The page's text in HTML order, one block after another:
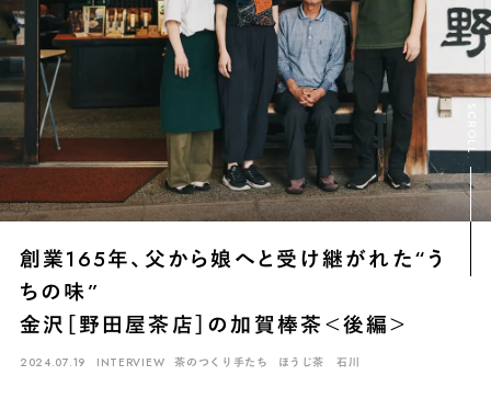
INTERVIEW CHAGOCORO TALK イベント 日本茶、再発見
茶と器 茶のつくり手たち Ocha SURU? Lab.
PAUSE & INSPIRE ファーストプレイスで、お茶を COLUMN
COLOURS BY CHAGOCORO
お茶でさがす
ブレンドティー 釜炒り茶 番茶 台湾茶 抹茶
ハーブティー 白葉茶 玉露 茎茶 碾茶 中国茶
白茶 烏龍茶 ミルクティー かぶせ茶 茶外茶
創業165年、父から娘へと受け継がれた“う
ちの味”
金沢［野田屋茶店］の加賀棒茶＜後編＞
2024.07.19 INTERVIEW 茶のつくり手たち ほうじ茶 石川